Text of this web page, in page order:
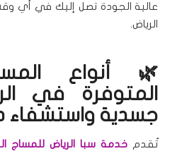
عالية الجودة تصل إليك في أي
الرياض.
🌿 أنواع
المتوفرة في
جسدية واستشفاء
تُقدم خدمة سبا الرياض للمساج